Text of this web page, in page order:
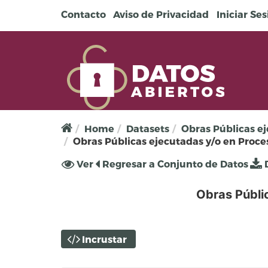
Contacto Aviso de Privacidad Iniciar
Home Datasets
Obras Públicas
Obras Públicas ejecutadas y/o en
Solapas principales
Ver (solapa
Regresar a Conjunto de Datos
Obras
Incrustar